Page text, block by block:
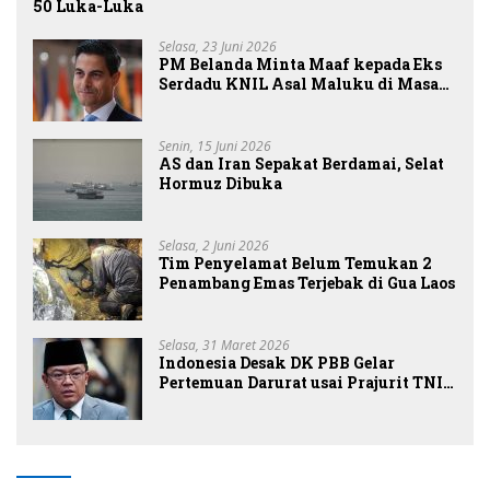
50 Luka-Luka
Selasa, 23 Juni 2026
PM Belanda Minta Maaf kepada Eks
Serdadu KNIL Asal Maluku di Masa
Senin, 15 Juni 2026
AS dan Iran Sepakat Berdamai, Selat
Hormuz Dibuka
Selasa, 2 Juni 2026
Tim Penyelamat Belum Temukan 2
Penambang Emas Terjebak di Gua Laos
Selasa, 31 Maret 2026
Indonesia Desak DK PBB Gelar
Pertemuan Darurat usai Prajurit TNI